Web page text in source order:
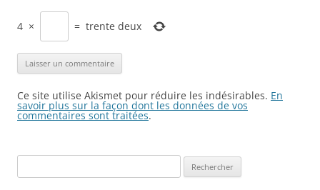
4 × = trente deux
Ce site utilise Akismet pour réduire les indésirables. En
savoir plus sur la façon dont les données de vos
commentaires sont traitées.